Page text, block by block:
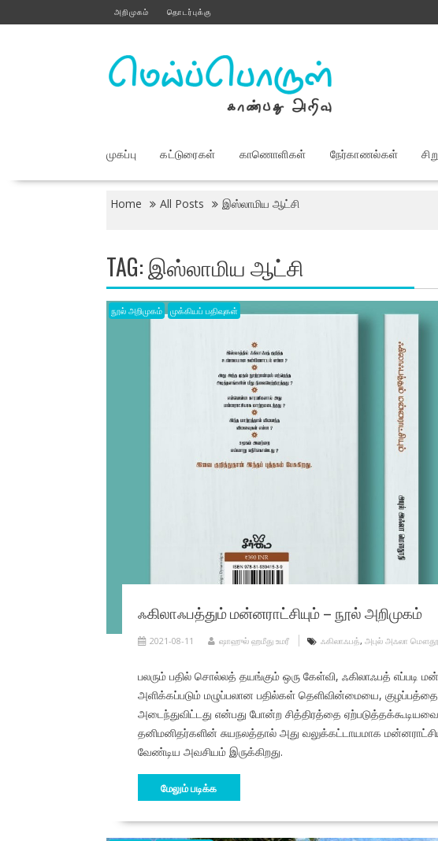
to
அறிமுகம் தொடர்புக்கு
முகப்பு கட்டுரைகள் காணொளிகள் நேர்காணல்கள்
Home All Posts இஸ்லாமிய ஆட்சி
TAG:இஸ்லாமிய ஆட்சி
நூல் அறிமுகம் முக்கியப் பதிவுகள்
ஃகிலாஃபத்தும் மன்னராட்சியும் – நூல் அறிமுகம்
2021-08-11 ஷாஹுல் ஹமீது உமரீ ஃகிலாஃபத், அபுல் அஃலா
பலரும் பதில் சொல்லத் தயங்கும் ஒரு கேள்வி, ஃகிலாஃபத் எப்படி
அளிக்கப்படும் மழுப்பலான பதில்கள் தெளிவின்மையை,
அடைந்துவிட்டது என்பது போன்ற சித்திரத்தை
தனிமனிதர்களின் சுயநலத்தால் அது வலுக்கட்டாயமாக
வேண்டிய அவசியம் இருக்கிறது.
மேலும் படிக்க